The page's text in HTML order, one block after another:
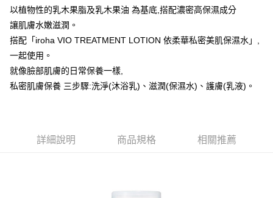
每筆NT$60，滿NT$999(含以上)免運費
每筆NT$60，滿NT$999(含以上)免運費
付款後7-11取貨
每筆NT$60，滿NT$999(含以上)免運費
以植物性的乳木果脂及乳木果油 為基底,搭配濃密高保濕成分
讓肌膚水嫩滋潤。
搭配「iroha VIO TREATMENT LOTION 依柔華私密美肌保濕水」,
一起使用。
就像臉部肌膚的日常保養一樣,
私密肌膚保養 三步驟:洗淨(沐浴乳)、滋潤(保濕水)、護膚(乳液)。
詳細說明 商品規格 相關推薦